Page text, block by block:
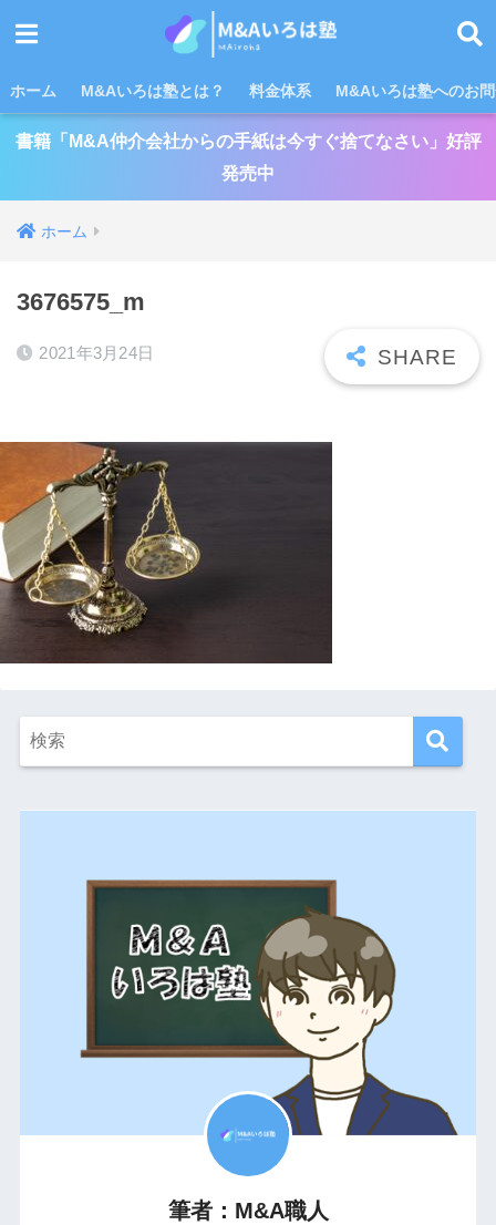
ホーム M&Aいろは塾とは？ 料金体系 M&Aいろは塾へのお
書籍「M&A仲介会社からの手紙は今すぐ捨てなさい」好評
発売中
ホーム
3676575_m
2021年3月24日
筆者：M&A職人